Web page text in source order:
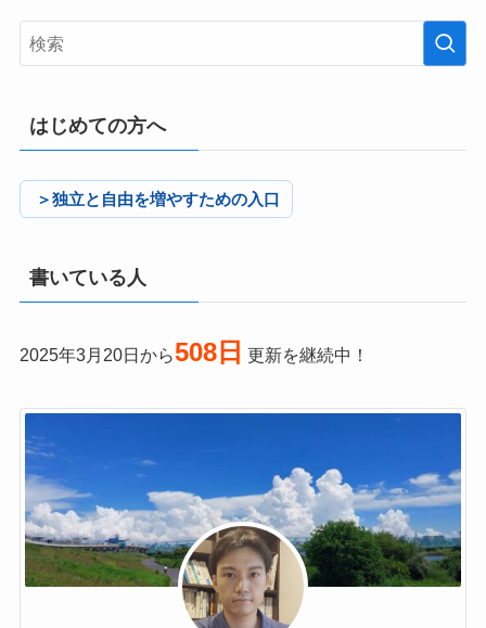
はじめての方へ
＞独立と自由を増やすための入口
書いている人
2025年3月20日から508日 更新を継続中！